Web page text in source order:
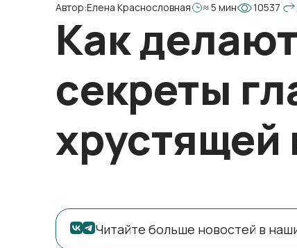
Автор:Елена Краснословная ≈ 5 мин 10537
Как
секреты
хрустящей
Читайте больше новостей в